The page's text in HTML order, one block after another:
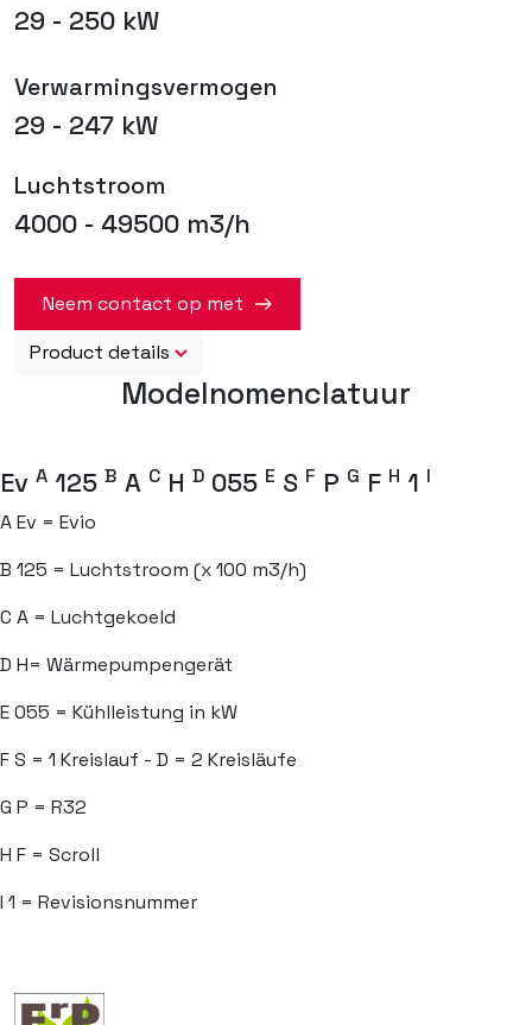
29 - 250 kW
Verwarmingsvermogen
29 - 247 kW
Luchtstroom
4000 - 49500 m3/h
Neem contact op met
Product details
Modelnomenclatuur
Ev A 125 B A C H D 055 E S F P G F H 1 I
AEv = Evio
B 125 = Luchtstroom (x 100 m3/h)
C A = Luchtgekoeld
D H= Wärmepumpengerät
E055 = Kühlleistung in kW
FS = 1 Kreislauf - D = 2 Kreisläufe
G P = R32
H F = Scroll
I 1 = Revisionsnummer